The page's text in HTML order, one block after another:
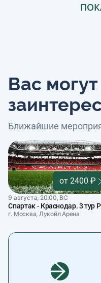
Вас могут
Ближайшие
от 2400 ₽
9 августа, 20:00, ВС
Спартак - Краснодар. 3 тур
г. Москва, Лукойл Арена